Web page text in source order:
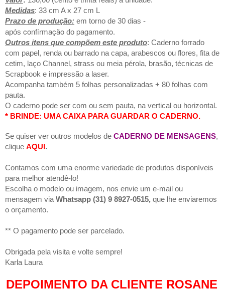
Medidas: 33 cm A x 27 cm L
Prazo de produção: em torno de 30 dias -
após confirmação do pagamento.
Outros itens que compõem este produto: Caderno forrado
com papel, renda ou barrado na capa, arabescos ou flores, fita de
cetim, laço Channel, strass ou meia pérola, brasão, técnicas de
Scrapbook e impressão a laser.
Acompanha também 5 folhas personalizadas + 80 folhas com
pauta.
O caderno pode ser com ou sem pauta, na vertical ou horizontal.
* BRINDE: UMA CAIXA PARA GUARDAR O CADERNO.
Se quiser ver outros modelos de CADERNO DE MENSAGENS,
clique AQUI.
Contamos com uma enorme variedade de produtos disponíveis
para melhor atendê-lo!
Escolha o modelo ou imagem, nos envie um e-mail ou
mensagem via Whatsapp (31) 9 8927-0515, que lhe enviaremos
o orçamento.
** O pagamento pode ser parcelado.
Obrigada pela visita e volte sempre!
Karla Laura
DEPOIMENTO DA CLIENTE ROSANE